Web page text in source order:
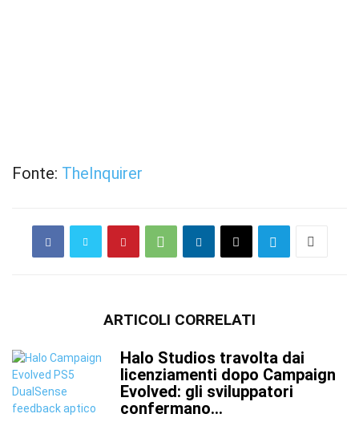
Fonte: TheInquirer
ARTICOLI CORRELATI
Halo Studios travolta dai
licenziamenti dopo Campaign
Evolved: gli sviluppatori
confermano...